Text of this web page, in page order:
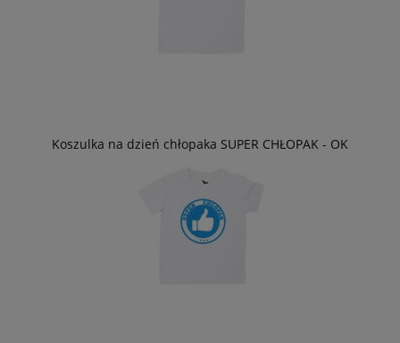
Koszulka na dzień chłopaka SUPER CHŁOPAK - OK